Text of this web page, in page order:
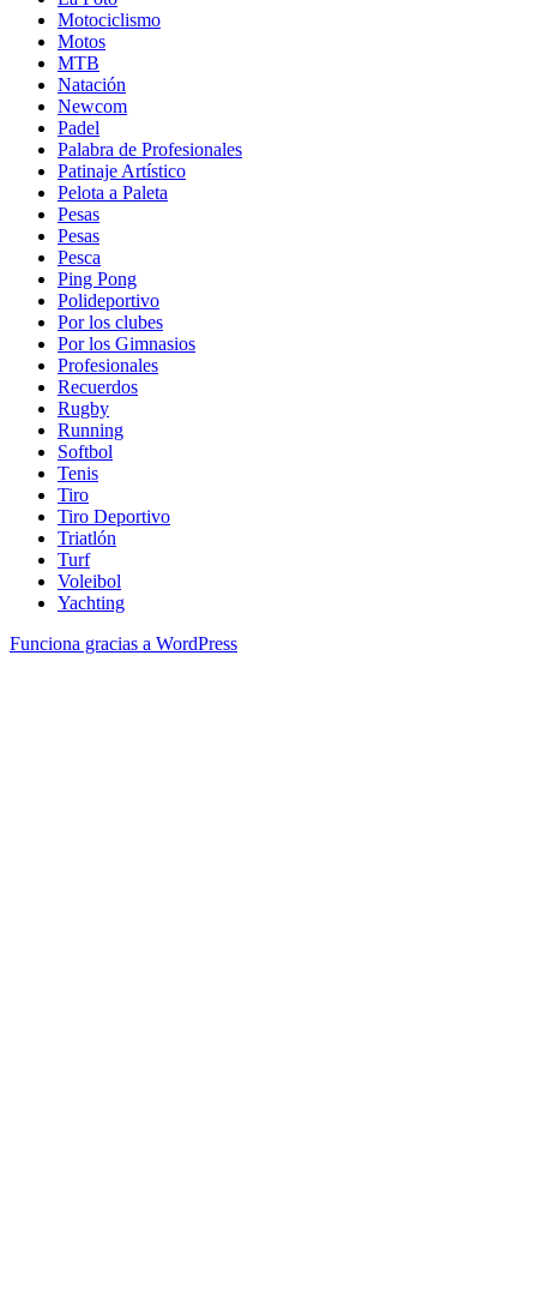
Motociclismo
Motos
MTB
Natación
Newcom
Padel
Palabra de Profesionales
Patinaje Artístico
Pelota a Paleta
Pesas
Pesas
Pesca
Ping Pong
Polideportivo
Por los clubes
Por los Gimnasios
Profesionales
Recuerdos
Rugby
Running
Softbol
Tenis
Tiro
Tiro Deportivo
Triatlón
Turf
Voleibol
Yachting
Funciona gracias a WordPress